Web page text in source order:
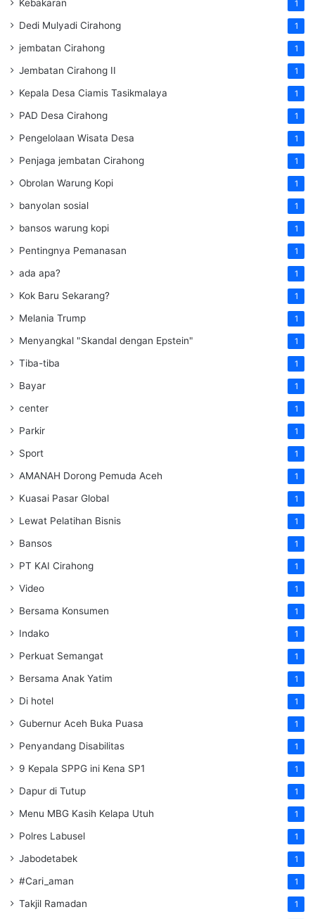
Kebakaran 1
Dedi Mulyadi Cirahong 1
jembatan Cirahong 1
Jembatan Cirahong II 1
Kepala Desa Ciamis Tasikmalaya 1
PAD Desa Cirahong 1
Pengelolaan Wisata Desa 1
Penjaga jembatan Cirahong 1
Obrolan Warung Kopi 1
banyolan sosial 1
bansos warung kopi 1
Pentingnya Pemanasan 1
ada apa? 1
Kok Baru Sekarang? 1
Melania Trump 1
Menyangkal "Skandal dengan Epstein" 1
Tiba-tiba 1
Bayar 1
center 1
Parkir 1
Sport 1
AMANAH Dorong Pemuda Aceh 1
Kuasai Pasar Global 1
Lewat Pelatihan Bisnis 1
Bansos 1
PT KAI Cirahong 1
Video 1
Bersama Konsumen 1
Indako 1
Perkuat Semangat 1
Bersama Anak Yatim 1
Di hotel 1
Gubernur Aceh Buka Puasa 1
Penyandang Disabilitas 1
9 Kepala SPPG ini Kena SP1 1
Dapur di Tutup 1
Menu MBG Kasih Kelapa Utuh 1
Polres Labusel 1
Jabodetabek 1
#Cari_aman 1
Takjil Ramadan 1